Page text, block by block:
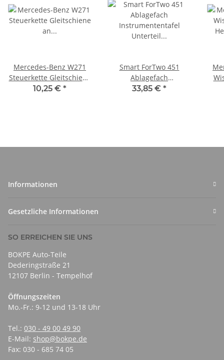
Mercedes-Benz W271
Steuerkette Gleitschiene
an Zylinderkopf
10,25 € *
Smart ForTwo 451
Ablagefach
Instrumententafel
33,85 € *
Informationen
Gesetzliche Informationen
SO ERREICHEN SIE UNS
BOKPE Auto-Teile
Dederingstraße 21
12107 Berlin - Tempelhof
Öffnungszeiten
Mo.-Fr.: 9-12 und 13-18 Uhr
Tel.: 030 - 49 00 49 90
E-Mail: shop@bokpe.de
Fax: 030 - 685 74 05